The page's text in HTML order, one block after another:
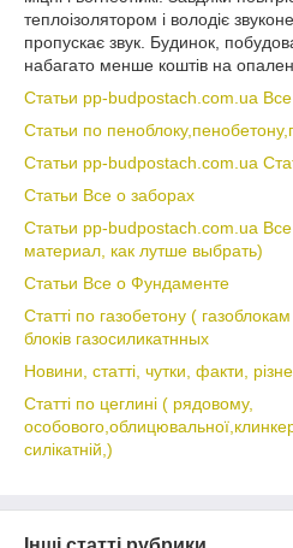
теплоізолятором і володіє
пропускає звук. Будинок,
набагато менше коштів на
Статьи pp-budpostach.com.ua
Статьи по
Статьи pp-budpostach.com.ua
Статьи Все о заборах
Статьи pp-budpostach.com.ua
материал, как лутше выбрать)
Статьи Все о Фундаменте
Статті по газобетону (
блоків газосиликатнных
Новини, статті, чутки, факти,
Статті по цеглині ( рядовому,
силікатній,)